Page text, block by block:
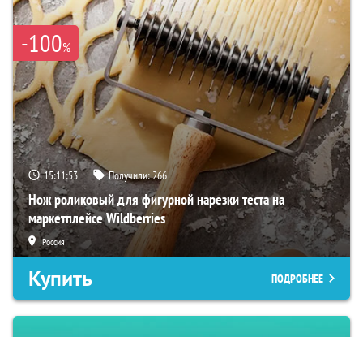
-100%
15:11:52 Получили:266
Нож роликовый для фигурной нарезки теста на
маркетплейсе Wildberries
Россия
Купить ПОДРОБНЕЕ